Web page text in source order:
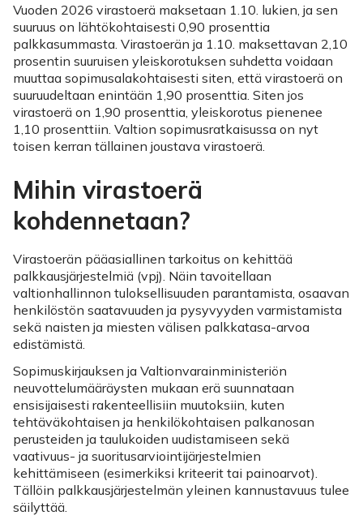
Vuoden 2026 virastoerä maksetaan 1.10. lukien, ja sen
suuruus on lähtökohtaisesti 0,90 prosenttia
palkkasummasta. Virastoerän ja 1.10. maksettavan 2,10
prosentin suuruisen yleiskorotuksen suhdetta voidaan
muuttaa sopimusalakohtaisesti siten, että virastoerä on
suuruudeltaan enintään 1,90 prosenttia. Siten jos
virastoerä on 1,90 prosenttia, yleiskorotus pienenee
1,10 prosenttiin. Valtion sopimusratkaisussa on nyt
toisen kerran tällainen joustava virastoerä.
Mihin virastoerä
kohdennetaan?
Virastoerän pääasiallinen tarkoitus on kehittää
palkkausjärjestelmiä (vpj). Näin tavoitellaan
valtionhallinnon tuloksellisuuden parantamista, osaavan
henkilöstön saatavuuden ja pysyvyyden varmistamista
sekä naisten ja miesten välisen palkkatasa-arvoa
edistämistä.
Sopimuskirjauksen ja Valtionvarainministeriön
neuvottelumääräysten mukaan erä suunnataan
ensisijaisesti rakenteellisiin muutoksiin, kuten
tehtäväkohtaisen ja henkilökohtaisen palkanosan
perusteiden ja taulukoiden uudistamiseen sekä
vaativuus- ja suoritusarviointijärjestelmien
kehittämiseen (esimerkiksi kriteerit tai painoarvot).
Tällöin palkkausjärjestelmän yleinen kannustavuus tulee
säilyttää.